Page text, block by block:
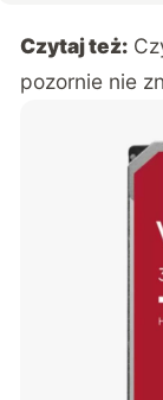
Czytaj też:
pozornie nie